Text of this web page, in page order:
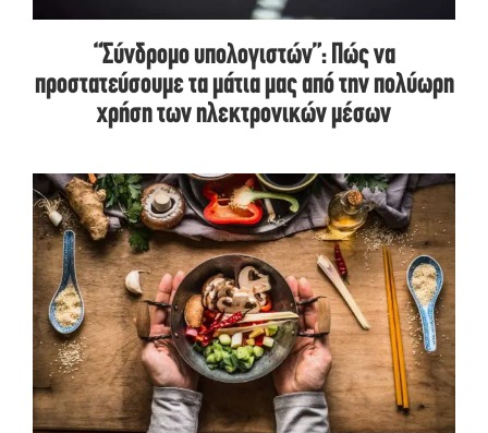
“Σύνδρομο υπολογιστών”: Πώς να
προστατεύσουμε τα μάτια μας από την πολύωρη
χρήση των ηλεκτρονικών μέσων